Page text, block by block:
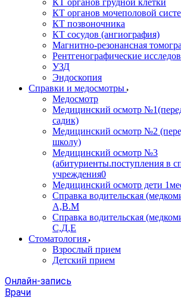
КТ органов грудной клетки
КТ органов мочеполовой
КТ позвоночника
КТ сосудов (ангиография)
Магнитно-резонансная
Рентгенографические
УЗД
Эндоскопия
Справки и медосмотры
Медосмотр
Медицинский осмотр
садик)
Медицинский осмотр №2
школу)
Медицинский осмотр №3
(абитуриенты.поступления в
учреждения0
Медицинский осмотр дети
Справка водительская
А,В.М
Справка водительская
С,Д,Е
Стоматология
Взрослый прием
Детский прием
Онлайн-запись
Врачи